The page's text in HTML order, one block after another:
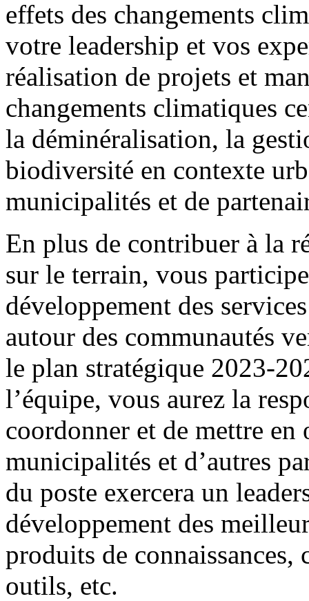
effets des changements
votre leadership et vos
réalisation de projets et
changements climatiques
la déminéralisation, la
biodiversité en contexte
municipalités et de
En plus de contribuer à la
sur le terrain, vous
développement des
autour des communautés
le plan stratégique 2023-
l’équipe, vous aurez la
coordonner et de mettre en
municipalités et d’autres
du poste exercera un
développement des
produits de connaissances,
outils, etc.